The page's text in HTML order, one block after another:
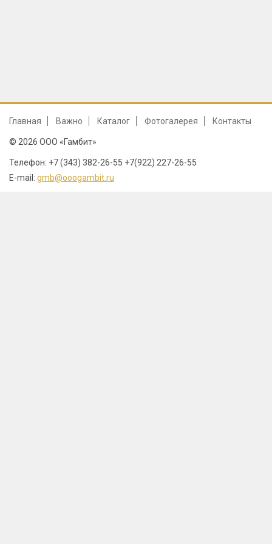
Главная Важно Каталог Фотогалерея Контакты
© 2026 ООО «Гамбит»
Телефон: +7 (343) 382-26-55 +7(922) 227-26-55
E-mail: gmb@ooogambit.ru